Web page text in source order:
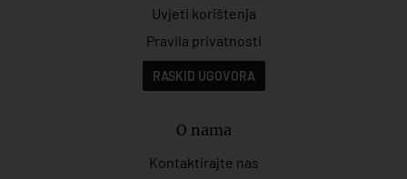
Uvjeti korištenja
Pravila privatnosti
RASKID UGOVORA
O nama
Kontaktirajte nas